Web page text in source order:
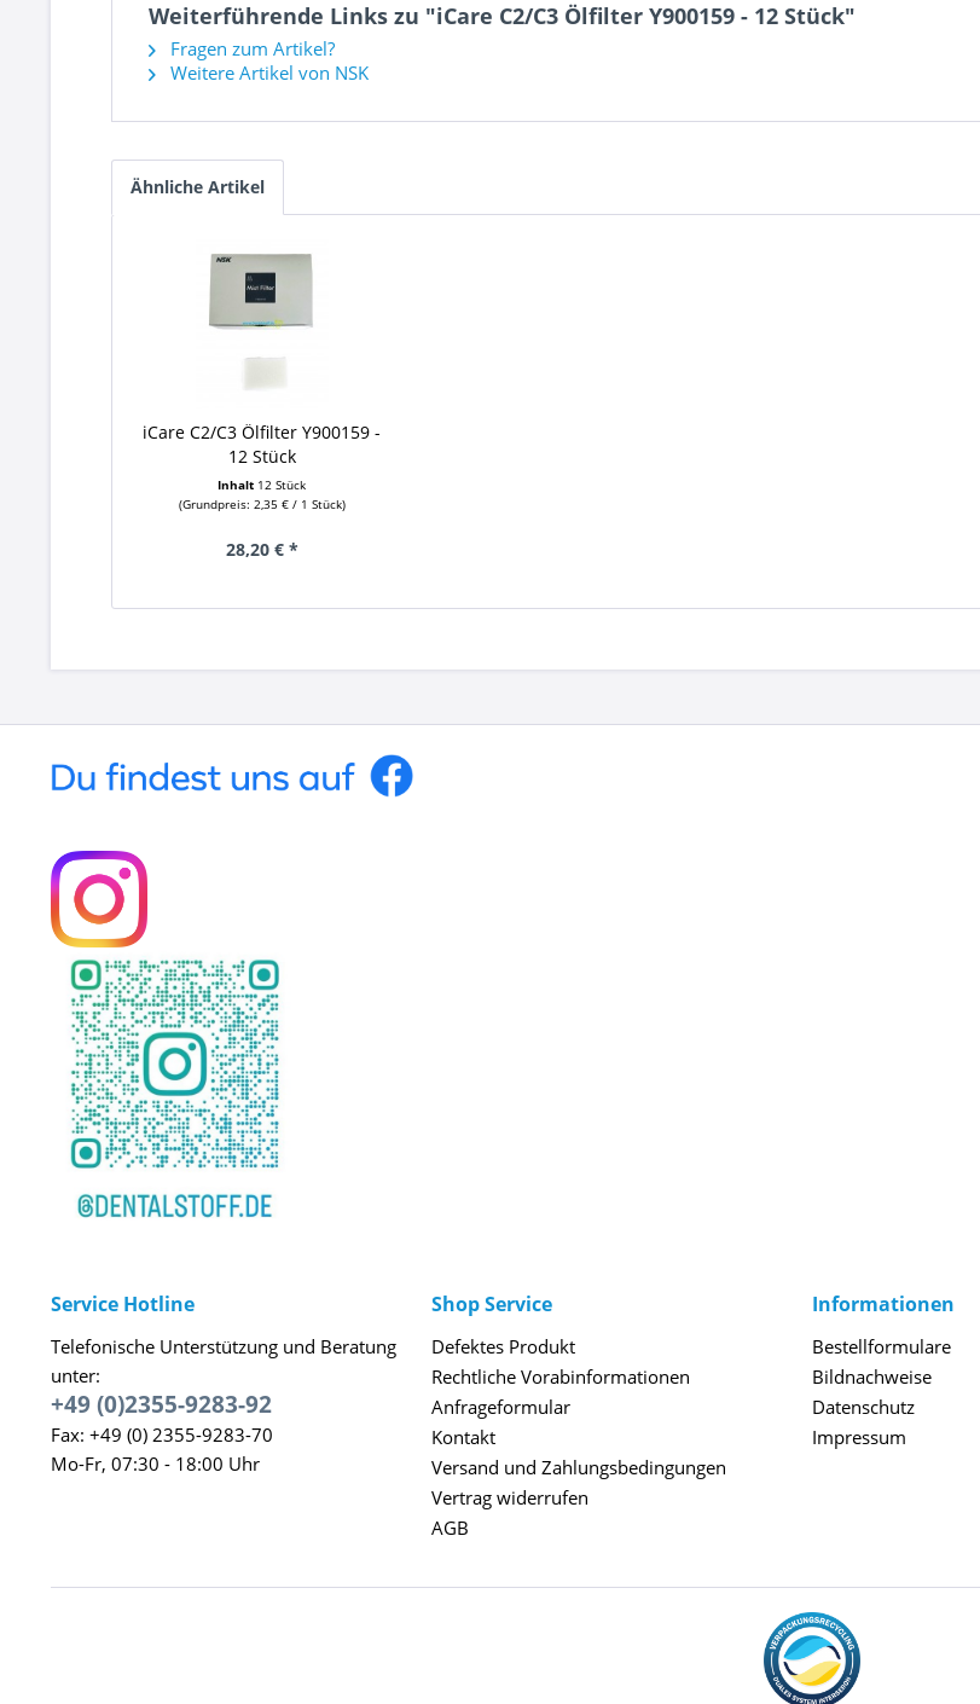
Weiterführende Links zu "iCare C2/C3 Ölfilter Y900159 - 12 Stück"
Fragen zum Artikel?
Weitere Artikel von NSK
Ähnliche Artikel
iCare C2/C3 Ölfilter Y900159 -
12 Stück
Inhalt 12 Stück
(Grundpreis: 2,35 € / 1 Stück)
28,20 € *
Service Hotline
Telefonische Unterstützung und Beratung
unter:
+49 (0)2355-9283-92
Fax: +49 (0) 2355-9283-70
Mo-Fr, 07:30 - 18:00 Uhr
Shop Service
Defektes Produkt
Rechtliche Vorabinformationen
Anfrageformular
Kontakt
Versand und Zahlungsbedingungen
Vertrag widerrufen
AGB
Informationen
Bestellformulare
Bildnachweise
Datenschutz
Impressum